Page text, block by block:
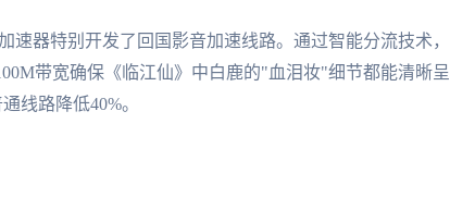
器特别开发了回国影音加速线路。通过智能分流技术，
带宽确保《临江仙》中白鹿的"血泪妆"细节都能清晰呈
线路降低40%。